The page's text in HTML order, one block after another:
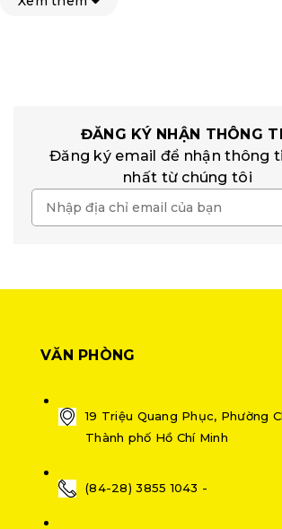
ĐĂNG KÝ NHẬN THÔNG
Đăng ký email để nhận thông
nhất từ chúng tôi
VĂN PHÒNG
19 Triệu Quang Phục, Phường
Thành phố Hồ Chí Minh
(84-28) 3855 1043 -